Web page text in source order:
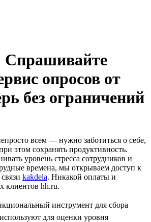
Спрашивайте
опросов от
без ограничений
всем — нужно заботиться о себе,
этом сохранять продуктивность.
уровень стресса сотрудников и
времена, мы открываем доступ к
kakdela. Никакой оплаты и
клиентов hh.ru.
инструмент для сбора
для оценки уровня